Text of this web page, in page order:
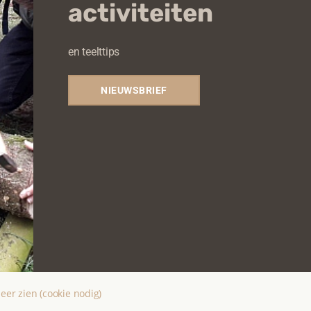
activiteiten
en teelttips
NIEUWSBRIEF
zien (cookie nodig)